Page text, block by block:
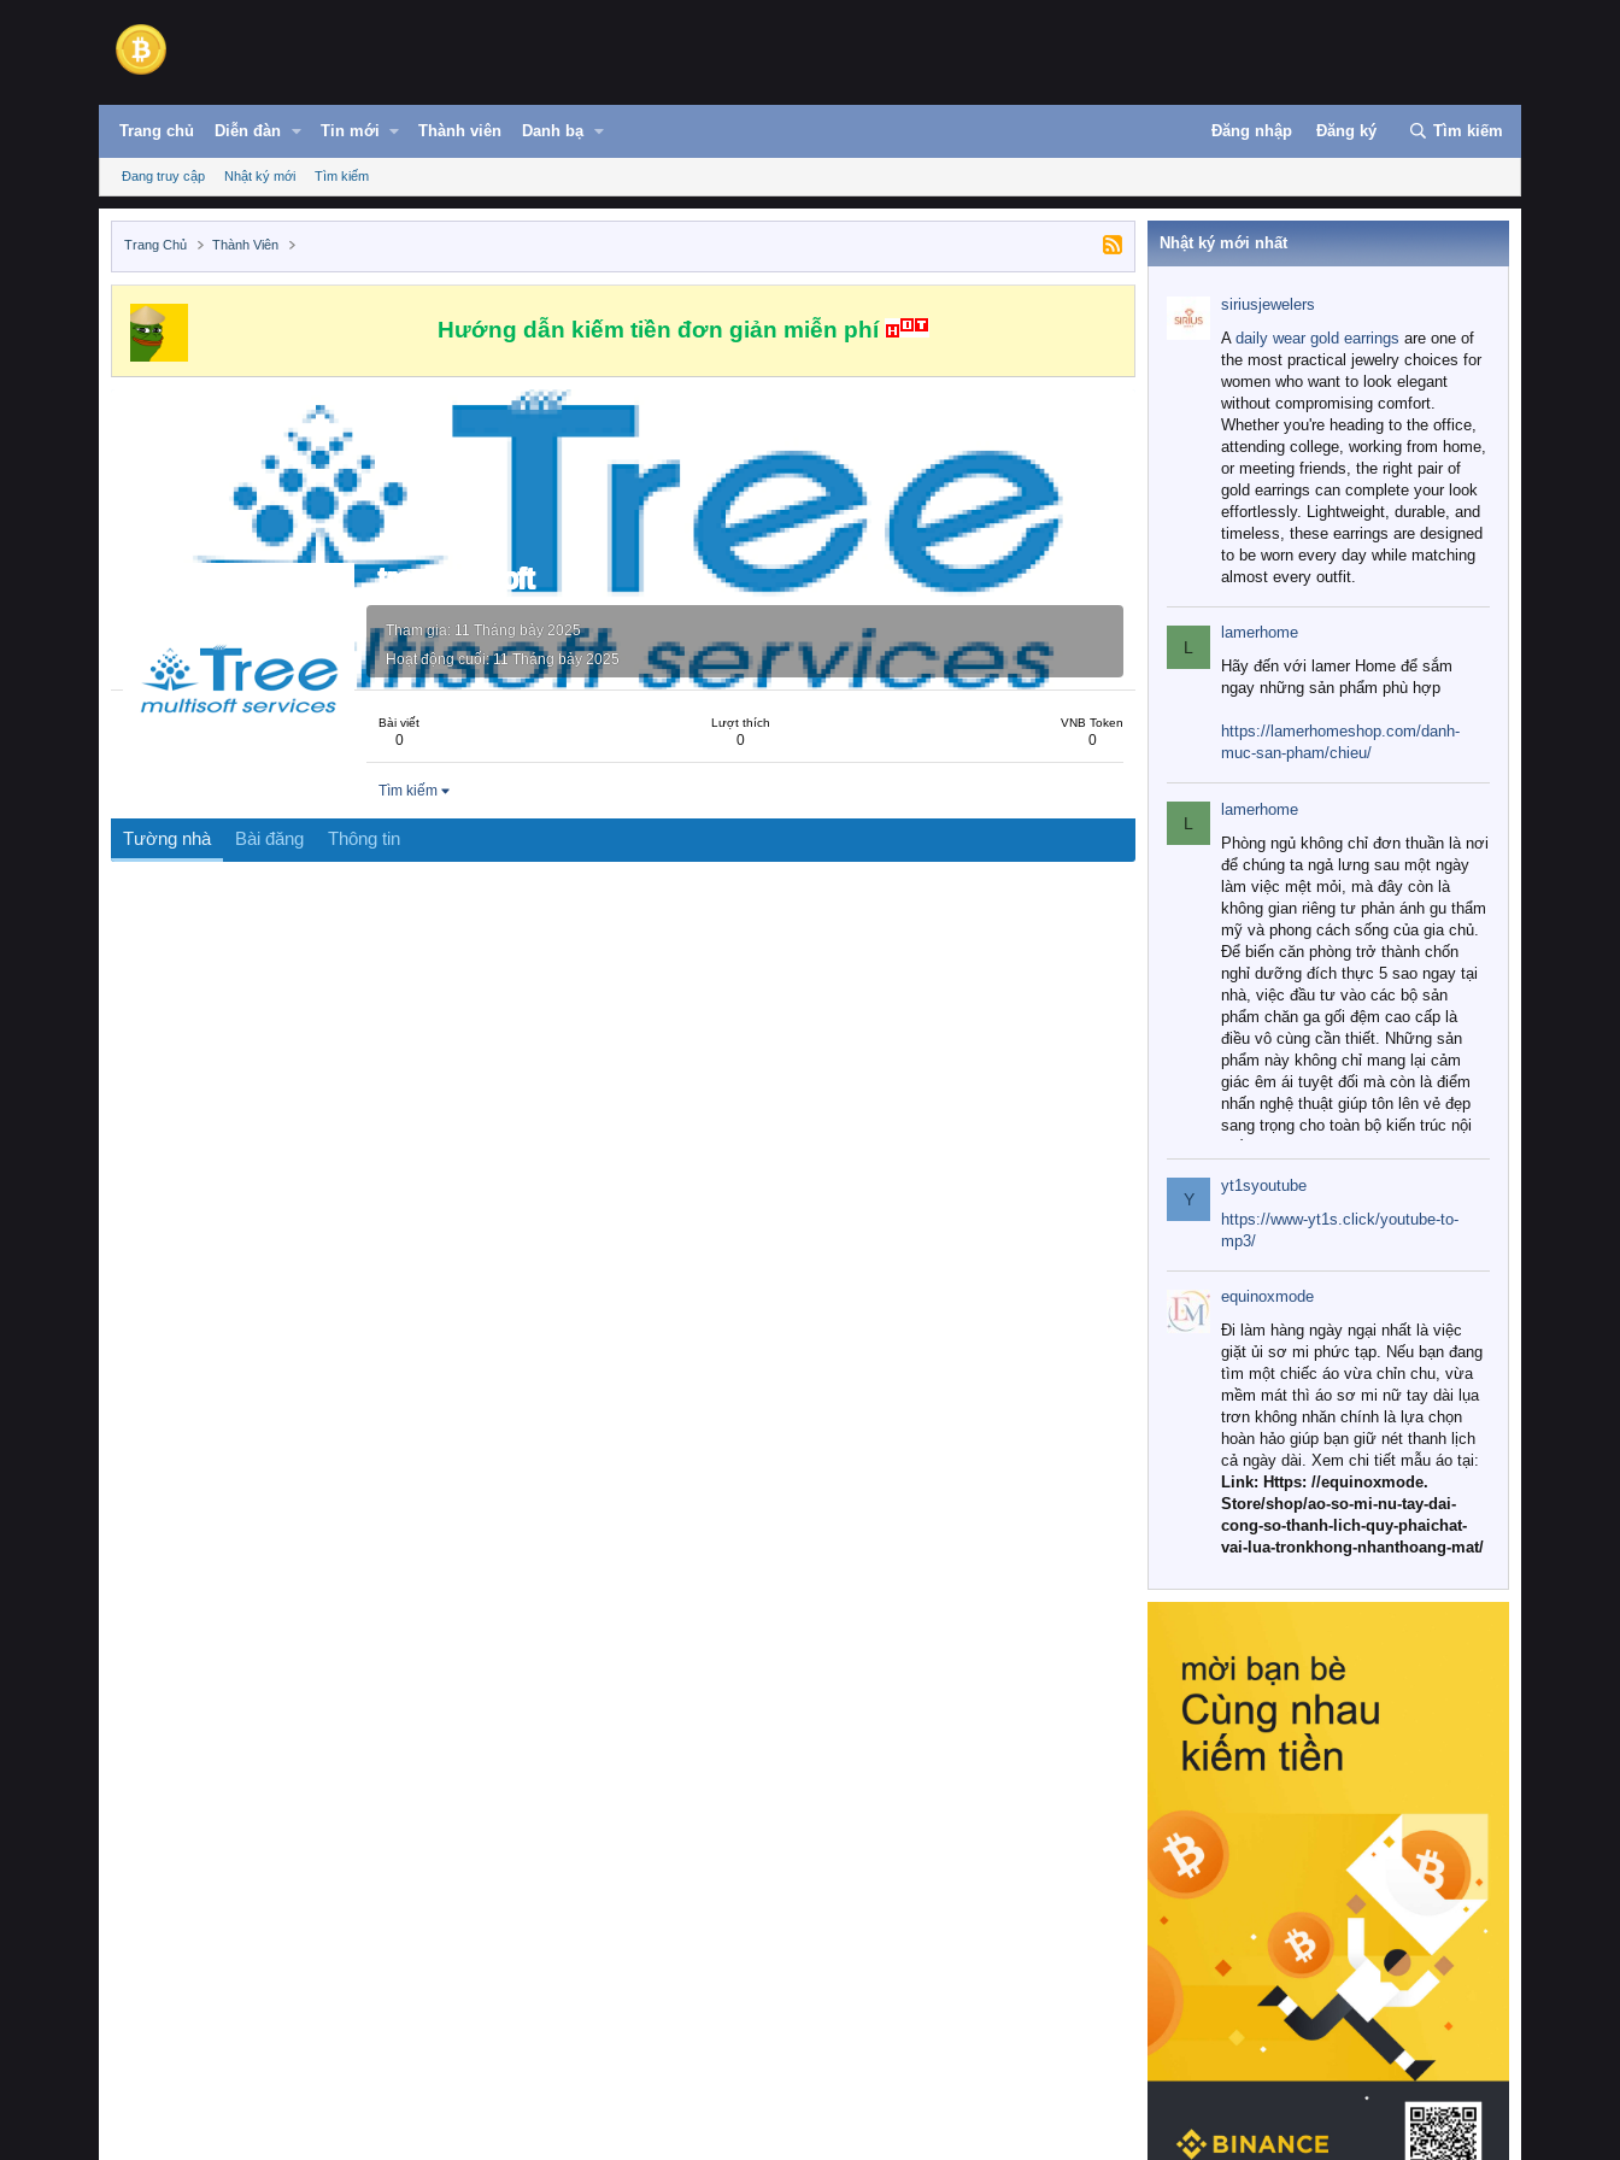
Trang chủ Diễn đàn Tin mới Thành viên Danh bạ Đăng nhập Đăng ký Tìm kiếm
Đang truy cập Nhật ký mới Tìm kiếm
Trang Chủ Thành Viên
Hướng dẫn kiếm tiền đơn giản miễn phí
treemultisoft
Tham gia 11 Tháng bảy 2025
Hoạt động cuối 11 Tháng bảy 2025
Bài viết
0
Lượt thích
0
VNB Token
0
Tìm kiếm
Tường nhà Bài đăng Thông tin
Nhật ký mới nhất
siriusjewelers
A daily wear gold earrings are one of
the most practical jewelry choices for
women who want to look elegant
without compromising comfort.
Whether you're heading to the office,
attending college, working from home,
or meeting friends, the right pair of
gold earrings can complete your look
effortlessly. Lightweight, durable, and
timeless, these earrings are designed
to be worn every day while matching
almost every outfit.
L
lamerhome
Hãy đến với lamer Home để sắm
ngay những sản phẩm phù hợp
https://lamerhomeshop.com/danh-
muc-san-pham/chieu/
L
lamerhome
Phòng ngủ không chỉ đơn thuần là nơi
để chúng ta ngả lưng sau một ngày
làm việc mệt mỏi, mà đây còn là
không gian riêng tư phản ánh gu thẩm
mỹ và phong cách sống của gia chủ.
Để biến căn phòng trở thành chốn
nghỉ dưỡng đích thực 5 sao ngay tại
nhà, việc đầu tư vào các bộ sản
phẩm chăn ga gối đệm cao cấp là
điều vô cùng cần thiết. Những sản
phẩm này không chỉ mang lại cảm
giác êm ái tuyệt đối mà còn là điểm
nhấn nghệ thuật giúp tôn lên vẻ đẹp
sang trọng cho toàn bộ kiến trúc nội
Tuy nhiên, giữa thị trường đa dạng
với vô vàn thương hiệu và mẫu mã
như hiện nay, làm thế nào để chọn
được những bộ chăn ga gối đệm cao
cấp thực sự chất lượng, phù hợp với
khí hậu và nhu cầu sử dụng của gia
đình? Hãy cùng chúng tôi đi tìm lời
giải đáp chi tiết qua bài viết dưới đây.
1. Tại sao các gia đình hiện đại lại ưa
chuộng chăn ga gối đệm cao cấp?
Khác với các dòng sản phẩm thông
thường, những bộ chăn ga gối đệm
cao cấp trải qua quy trình sản xuất
nghiêm ngặt từ khâu chọn lọc nguyên
liệu tự nhiên đến công nghệ dệt
nhuộm hiện đại không chứa hóa chất
này, bạn sẽ cảm nhận rõ rệt sự khác
hồi chuẩn xác của phần đệm nâng đỡ
cột sống.
Bên cạnh đó, việc lựa chọn các dòng
sản phẩm đạt chuẩn chất lượng quốc
tế còn giúp ngăn ngừa tình trạng kích
khuẩn và nấm mốc trong điều kiện
thời tiết nóng ẩm. Bạn có thể tìm hiểu
thêm các nghiên cứu khoa học về tác
động của giấc ngủ và môi trường
phòng ngủ đối với sức khỏe con
người tại Sleep Foundation (External
Link) để có cái nhìn toàn diện hơn.
2. Các tiêu chí vàng khi lựa chọn
chăn ga gối đệm cao cấp cho phòng
ngủ
Để sở hữu một bộ chăn ga gối đệm
cao cấp hoàn hảo cả về thẩm mỹ lẫn
công năng, người tiêu dùng cần cân
nhắc kỹ lưỡng các tiêu chí quan trọng
Y
yt1syoutube
https://www-yt1s.click/youtube-to-
mp3/
equinoxmode
Đi làm hàng ngày ngại nhất là việc
giặt ủi sơ mi phức tạp. Nếu bạn đang
tìm một chiếc áo vừa chỉn chu, vừa
mềm mát thì áo sơ mi nữ tay dài lụa
trơn không nhăn chính là lựa chọn
hoàn hảo giúp bạn giữ nét thanh lịch
cả ngày dài. Xem chi tiết mẫu áo tại:
Link: Https: //equinoxmode.
Store/shop/ao-so-mi-nu-tay-dai-
cong-so-thanh-lich-quy-phaichat-
vai-lua-tronkhong-nhanthoang-mat/